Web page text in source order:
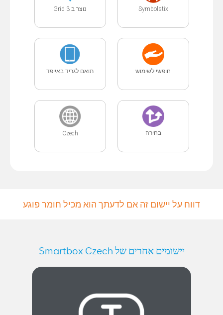
Symbolstix נוצר ב Grid 3
חופשי לשימוש תואם לגריד באייפד
בחירה Czech
דווח על יישום זה אם לדעתך הוא מכיל חומר פוגע
יישומים אחרים של Smartbox Czech